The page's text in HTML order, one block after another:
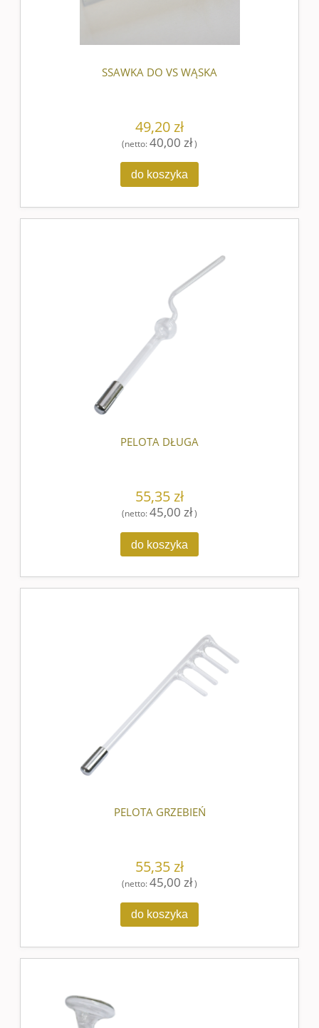
SSAWKA DO VS WĄSKA
49,20 zł
(netto:40,00 zł)
do koszyka
PELOTA DŁUGA
55,35 zł
(netto:45,00 zł)
do koszyka
PELOTA GRZEBIEŃ
55,35 zł
(netto:45,00 zł)
do koszyka